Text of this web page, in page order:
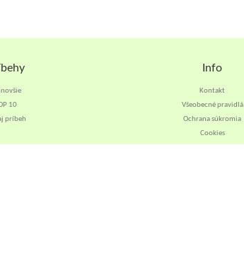
10
príbeh
Info
Kontakt
Všeobecné pravidlá
Ochrana súkromia
Cookies